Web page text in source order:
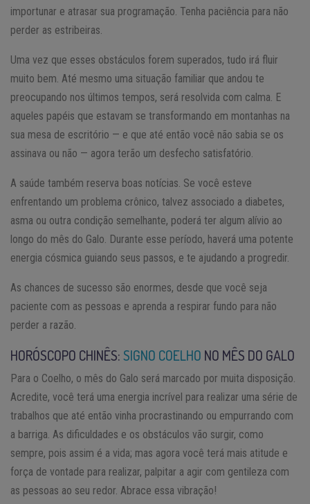
importunar e atrasar sua programação. Tenha paciência para não
perder as estribeiras.
Uma vez que esses obstáculos forem superados, tudo irá fluir
muito bem. Até mesmo uma situação familiar que andou te
preocupando nos últimos tempos, será resolvida com calma. E
aqueles papéis que estavam se transformando em montanhas na
sua mesa de escritório — e que até então você não sabia se os
assinava ou não — agora terão um desfecho satisfatório.
A saúde também reserva boas notícias. Se você esteve
enfrentando um problema crônico, talvez associado a diabetes,
asma ou outra condição semelhante, poderá ter algum alívio ao
longo do mês do Galo. Durante esse período, haverá uma potente
energia cósmica guiando seus passos, e te ajudando a progredir.
As chances de sucesso são enormes, desde que você seja
paciente com as pessoas e aprenda a respirar fundo para não
perder a razão.
HORÓSCOPO CHINÊS:SIGNO COELHO NO MÊS DO GALO
Para o Coelho, o mês do Galo será marcado por muita disposição.
Acredite, você terá uma energia incrível para realizar uma série de
trabalhos que até então vinha procrastinando ou empurrando com
a barriga. As dificuldades e os obstáculos vão surgir, como
sempre, pois assim é a vida; mas agora você terá mais atitude e
força de vontade para realizar, palpitar a agir com gentileza com
as pessoas ao seu redor. Abrace essa vibração!